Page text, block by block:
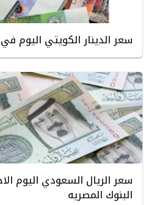
سعر الدينار الكويتي اليوم
سعر الريال السعودي اليوم
البنوك المصريه